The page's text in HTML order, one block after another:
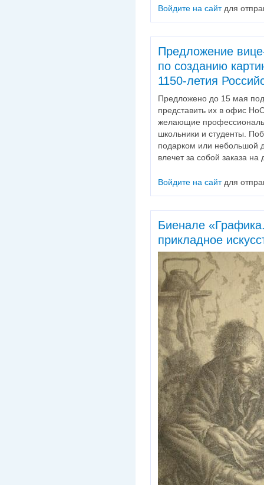
Войдите на сайтдля
Предложение
по созданию
1150-летия
Предложено до 15 мая
представить их в офис
желающие
школьники и студенты.
подарком или небольшой
влечет за собой заказа
Войдите на сайтдля
Биенале
прикладное